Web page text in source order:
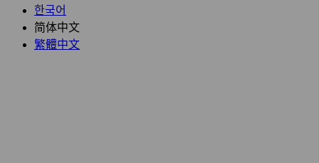
한국어
简体中文
繁體中文